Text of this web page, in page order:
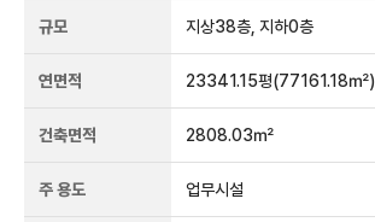
규모 지상38층, 지하0층
연면적 23341.15평(77161.18㎡)
건축면적 2808.03㎡
주 용도 업무시설